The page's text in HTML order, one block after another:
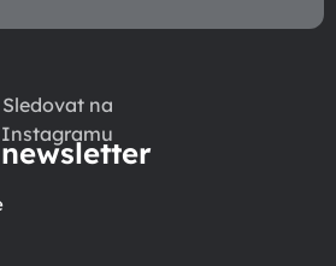
Sledovat na
Instagramu